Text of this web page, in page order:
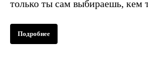
только ты сам выбираешь, кем
Подробнее